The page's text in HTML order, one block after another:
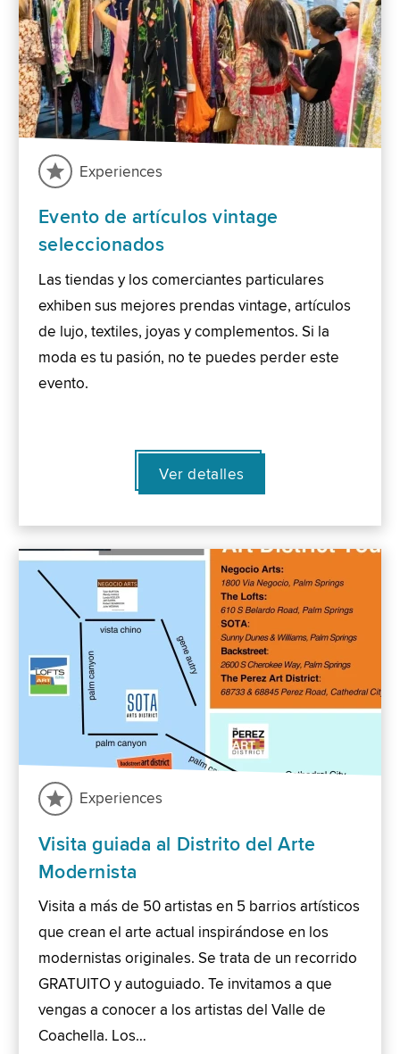
Experiences
Evento de artículos vintage
seleccionados
Las tiendas y los comerciantes particulares
exhiben sus mejores prendas vintage, artículos
de lujo, textiles, joyas y complementos. Si la
moda es tu pasión, no te puedes perder este
evento.
Ver detalles
Experiences
Visita guiada al Distrito del Arte
Modernista
Visita a más de 50 artistas en 5 barrios artísticos
que crean el arte actual inspirándose en los
modernistas originales. Se trata de un recorrido
GRATUITO y autoguiado. Te invitamos a que
vengas a conocer a los artistas del Valle de
Coachella. Los…